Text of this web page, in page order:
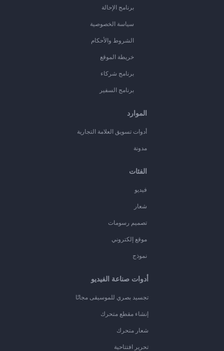
برنامج الإحالة
سياسة الخصوصية
الشروط والأحكام
خريطة الموقع
برنامج شركاء
برنامج السفير
الموارد
أدوات تسويق العلامة التجارية
مدونة
الفئات
فيديو
شعار
تصميم رسومات
موقع إلكتروني
نموذج
أدوات صناعة الفيديو
تجسيد بصري للموسيقى مجانًا
إنشاء مقطع متحرك
شعار متحرك
تحرير افتتاحية